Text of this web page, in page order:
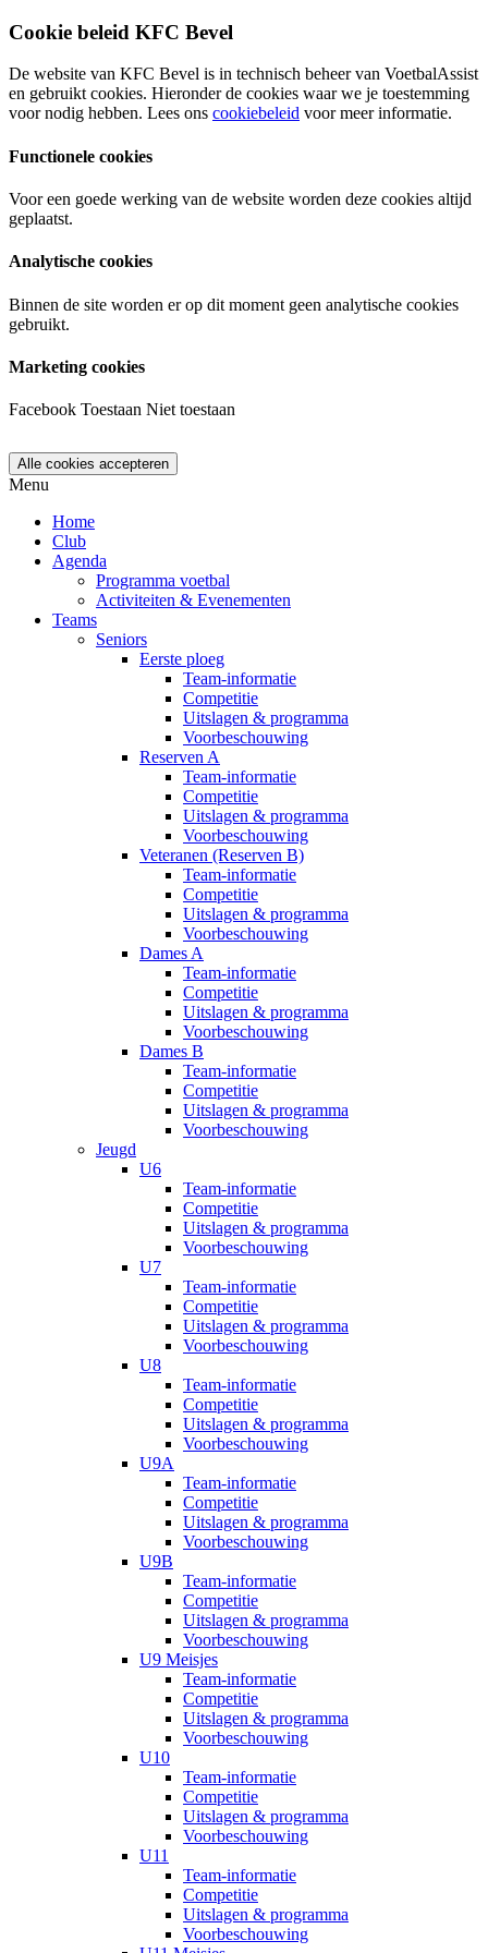
Cookie beleid KFC Bevel
De website van KFC Bevel is in technisch beheer van VoetbalAssist
en gebruikt cookies. Hieronder de cookies waar we je toestemming
voor nodig hebben. Lees ons cookiebeleid voor meer informatie.
Functionele cookies
Voor een goede werking van de website worden deze cookies altijd
geplaatst.
Analytische cookies
Binnen de site worden er op dit moment geen analytische cookies
gebruikt.
Marketing cookies
Facebook Toestaan Niet toestaan
Menu
Home
Club
Agenda
Programma voetbal
Activiteiten & Evenementen
Teams
Seniors
Eerste ploeg
Team-informatie
Competitie
Uitslagen & programma
Voorbeschouwing
Reserven A
Team-informatie
Competitie
Uitslagen & programma
Voorbeschouwing
Veteranen (Reserven B)
Team-informatie
Competitie
Uitslagen & programma
Voorbeschouwing
Dames A
Team-informatie
Competitie
Uitslagen & programma
Voorbeschouwing
Dames B
Team-informatie
Competitie
Uitslagen & programma
Voorbeschouwing
Jeugd
U6
Team-informatie
Competitie
Uitslagen & programma
Voorbeschouwing
U7
Team-informatie
Competitie
Uitslagen & programma
Voorbeschouwing
U8
Team-informatie
Competitie
Uitslagen & programma
Voorbeschouwing
U9A
Team-informatie
Competitie
Uitslagen & programma
Voorbeschouwing
U9B
Team-informatie
Competitie
Uitslagen & programma
Voorbeschouwing
U9 Meisjes
Team-informatie
Competitie
Uitslagen & programma
Voorbeschouwing
U10
Team-informatie
Competitie
Uitslagen & programma
Voorbeschouwing
U11
Team-informatie
Competitie
Uitslagen & programma
Voorbeschouwing